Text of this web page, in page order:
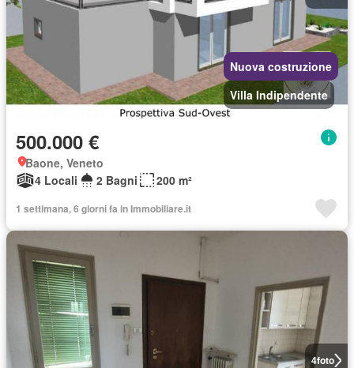
Nuova costruzione
Villa Indipendente
500.000 €
Baone, Veneto
4 Locali
2 Bagni 200 m²
1 settimana, 6 giorni fa in Immobiliare.it
4foto